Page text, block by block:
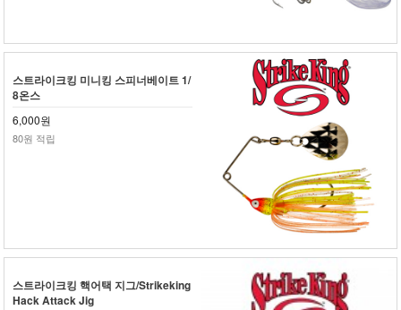
스트라이크킹 미니킹 스피너베이트 1/
8온스
6,000원
80원 적립
스트라이크킹 핵어택 지그/Strikeking
Hack Attack Jig